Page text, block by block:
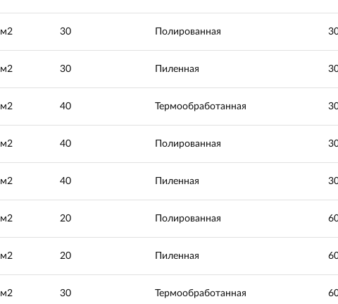
м2 30 Полированная
м2 30 Пиленная
м2 40 Термообработанная
м2 40 Полированная
м2 40 Пиленная
м2 20 Полированная
м2 20 Пиленная
м2 30 Термообработанная